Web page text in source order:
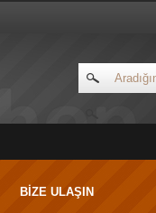
BİZE ULAŞIN